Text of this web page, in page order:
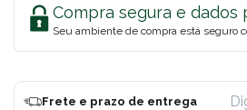
Compra segura e dados
Seu ambiente de compra está seguro
Frete e prazo de entrega